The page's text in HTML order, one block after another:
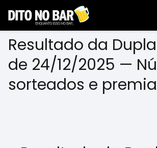
Resultado da
de 24/12/2025 —
sorteados e